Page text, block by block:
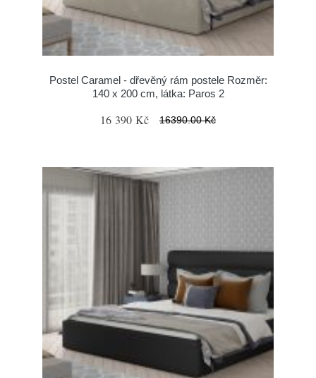
Postel Caramel - dřevěný rám postele Rozměr:
140 x 200 cm, látka: Paros 2
16 390 Kč 16390.00 Kč